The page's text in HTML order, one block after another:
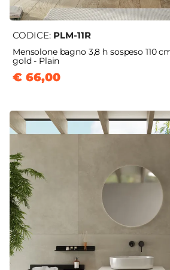
CODICE: PLM-11R
Mensolone bagno 3,8 h sospeso 110
gold - Plain
€ 66,00